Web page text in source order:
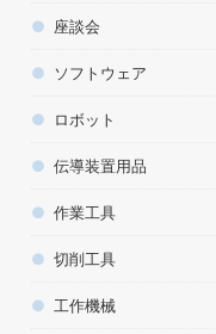
座談会
ソフトウェア
ロボット
伝導装置用品
作業工具
切削工具
工作機械